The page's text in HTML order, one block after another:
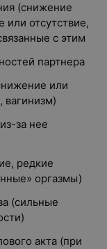
(снижение
или отсутствие,
с этим
партнера
или
вагинизм)
за нее
редкие
оргазмы)
(сильные
акта (при